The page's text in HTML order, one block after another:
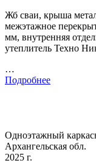
Жб сваи, крыша
межэтажное
мм, внутренняя
утеплитель Техно
…
Подробнее
Одноэтажный
Архангельская обл.
2025 г.